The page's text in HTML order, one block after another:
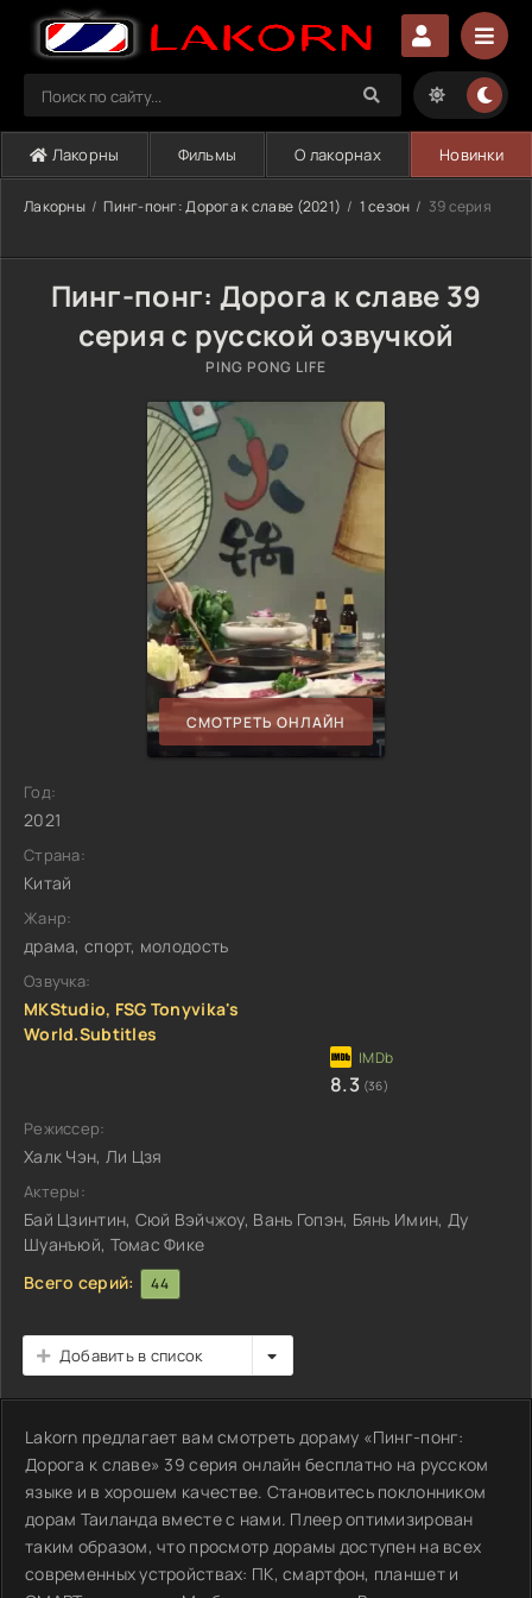
Лакорны Фильмы О лакорнах Новинки
Лакорны Пинг-понг: Дорога к славе (2021) 1 сезон 39 серия
Пинг-понг: Дорога к славе 39
серия с русской озвучкой
PING PONG LIFE
СМОТРЕТЬ ОНЛАЙН
Год:
2021
Страна:
Китай
Жанр:
драма, спорт, молодость
Озвучка:
MKStudio, FSG Tonyvika's
World.Subtitles
8.3 (36)
Режиссер:
Халк Чэн, Ли Цзя
Актеры:
Бай Цзинтин, Сюй Вэйчжоу, Вань Гопэн, Бянь Имин, Ду
Шуанъюй, Томас Фике
Всего серий:
44
Добавить в список
Lakorn предлагает вам смотреть дораму «Пинг-понг:
Дорога к славе» 39 серия онлайн бесплатно на русском
языке и в хорошем качестве. Становитесь поклонником
дорам Таиланда вместе с нами. Плеер оптимизирован
таким образом, что просмотр дорамы доступен на всех
современных устройствах: ПК, смартфон, планшет и